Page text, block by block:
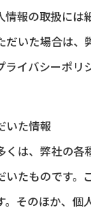
報の取扱に
いた場合は
イバシーポリ
いた情報
は、弊社の
たものです
そのほか、